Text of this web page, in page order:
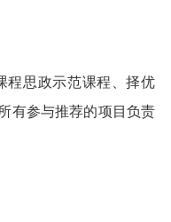
程思政示范课程、择优
有参与推荐的项目负责